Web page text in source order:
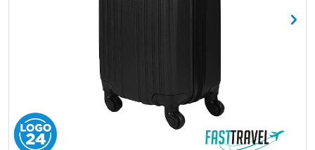
Catálogos